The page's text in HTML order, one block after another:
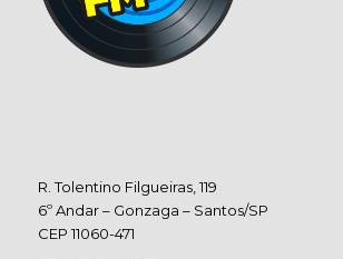
R. Tolentino Filgueiras, 119
6º Andar – Gonzaga – Santos/SP
CEP 11060-471